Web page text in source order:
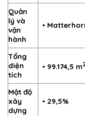
Quản
lý và
vận
hành
•
Tổng
diện
tích
• 99.174,5 m
Mật độ
xây
dựng
• 29,5%